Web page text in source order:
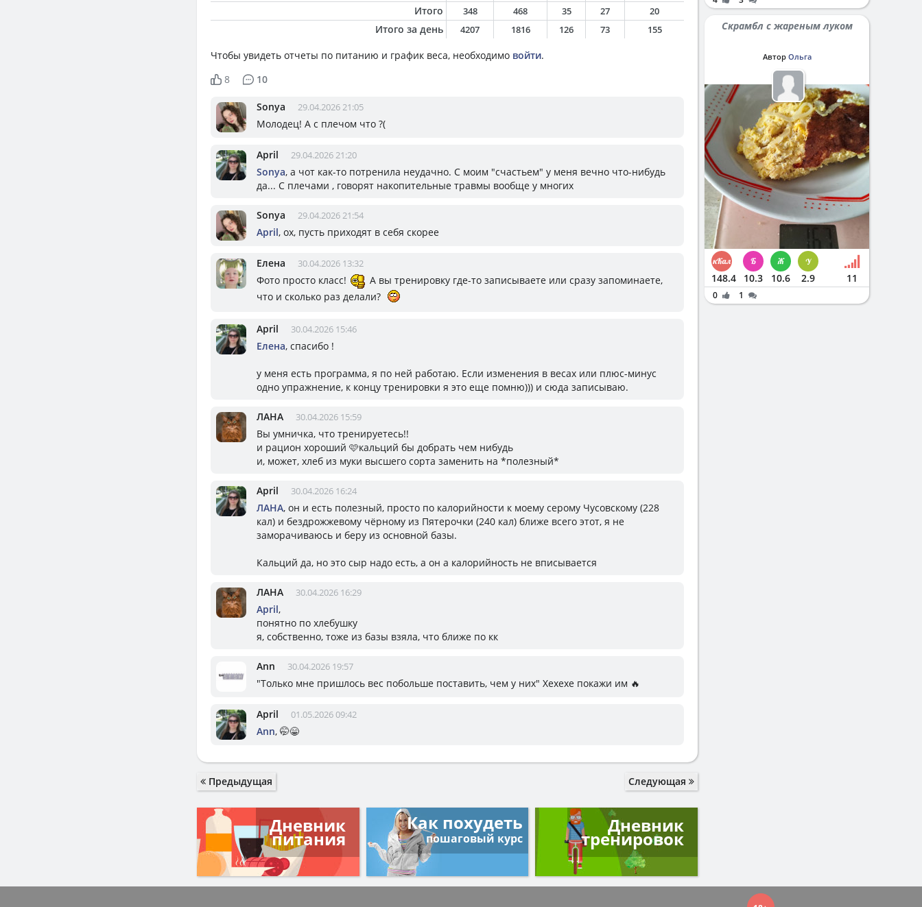
Итого
348 468 35 27 20
Итого за день 4207 1816 126 73 155
Чтобы увидеть отчеты по питанию и график веса, необходимо войти.
8
10
Sonya 29.04.2026 21:05
Молодец! А с плечом что ?(
April 29.04.2026 21:20
Sonya, а чот как-то потренила неудачно. С моим "счастьем" у меня вечно что-нибудь
да... С плечами , говорят накопительные травмы вообще у многих
Sonya 29.04.2026 21:54
April, ох, пусть приходят в себя скорее
Елена 30.04.2026 13:32
Фото просто класс!
А вы тренировку где-то записываете или сразу запоминаете,
что и сколько раз делали?
April 30.04.2026 15:46
Елена, спасибо !
у меня есть программа, я по ней работаю. Если изменения в весах или плюс-минус
одно упражнение, к концу тренировки я это еще помню))) и сюда записываю.
ЛАНА 30.04.2026 15:59
Вы умничка, что тренируетесь!!
и рацион хороший 🩷кальций бы добрать чем нибудь
и, может, хлеб из муки высшего сорта заменить на *полезный*
April 30.04.2026 16:24
ЛАНА, он и есть полезный, просто по калорийности к моему серому Чусовскому (228
кал) и бездрожжевому чёрному из Пятерочки (240 кал) ближе всего этот, я не
заморачиваюсь и беру из основной базы.
Кальций да, но это сыр надо есть, а он а калорийность не вписывается
ЛАНА 30.04.2026 16:29
April,
понятно по хлебушку
я, собственно, тоже из базы взяла, что ближе по кк
Ann 30.04.2026 19:57
"Только мне пришлось вес побольше поставить, чем у них" Хехехе покажи им 🔥
April 01.05.2026 09:42
Ann, 🤭😁
Предыдущая Следующая
Дневник
питания
Как похудеть
пошаговый курс
Дневник
тренировок
Скрамбл с жареным луком
Автор Ольга
148.4 10.3 10.6 2.9 11
0 1